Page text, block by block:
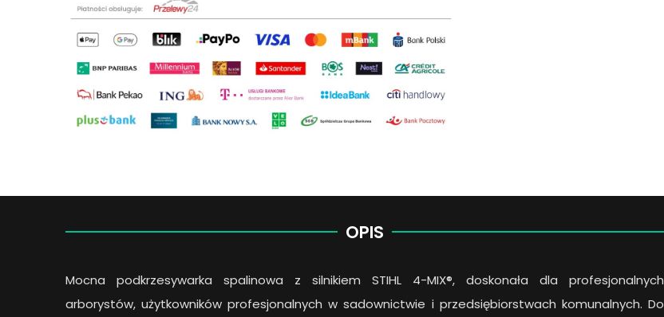
OPIS
Mocna podkrzesywarka spalinowa z silnikiem STIHL 4-MIX®, doskonała dla profesjonalnych
arborystów, użytkowników profesjonalnych w sadownictwie i przedsiębiorstwach komunalnych. Do